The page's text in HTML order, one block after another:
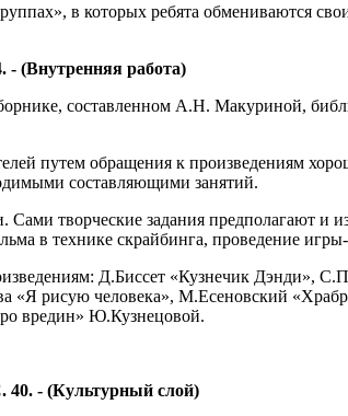
в которых ребята обмениваются
- (Внутренняя работа)
составленном А.Н. Макуриной,
путем обращения к произведениям
составляющими занятий.
творческие задания предполагают и
в технике скрайбинга, проведение
Д.Биссет «Кузнечик Дэнди»,
«Я рисую человека», М.Есеновский
вредин» Ю.Кузнецовой.
40. - (Культурный слой)